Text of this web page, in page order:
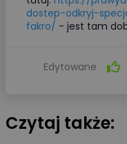
dostep-odkryj-
fakro/ - jest tam
Edytowane
Czytaj także: